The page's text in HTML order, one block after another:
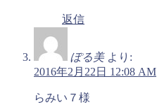
返信
ぽる美 より:
2016年2月22日 12:08 AM
らみい７様